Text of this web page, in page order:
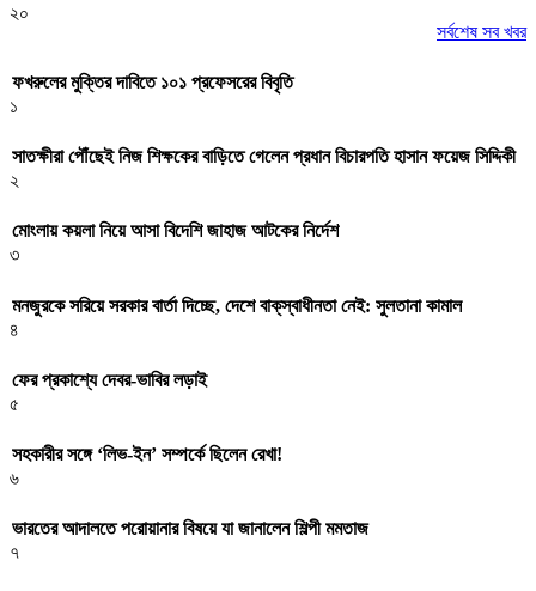
২০
সর্বশেষ সব খবর
ফখরুলের মুক্তির দাবিতে ১০১ প্রফেসরের বিবৃতি
১
সাতক্ষীরা পৌঁছেই নিজ শিক্ষকের বাড়িতে গেলেন প্রধান বিচারপতি হাসান ফয়েজ সিদ্দিকী
২
মোংলায় কয়লা নিয়ে আসা বিদেশি জাহাজ আটকের নির্দেশ
৩
মনজুরকে সরিয়ে সরকার বার্তা দিচ্ছে, দেশে বাক্‌স্বাধীনতা নেই: সুলতানা কামাল
৪
ফের প্রকাশ্যে দেবর-ভাবির লড়াই
৫
সহকারীর সঙ্গে ‘লিভ-ইন’ সম্পর্কে ছিলেন রেখা!
৬
ভারতের আদালতে পরোয়ানার বিষয়ে যা জানালেন শিল্পী মমতাজ
৭